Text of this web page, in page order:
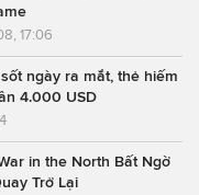
17:06
ngày ra mắt, thẻ hiếm
4.000 USD
in the North Bất Ngờ
Trở Lại